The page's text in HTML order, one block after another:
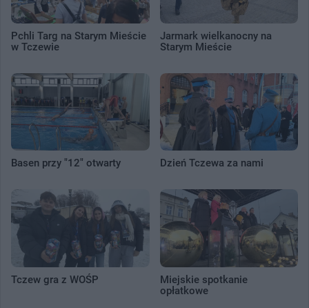
Pchli Targ na Starym Mieście
w Tczewie
Jarmark wielkanocny na
Starym Mieście
Basen przy "12" otwarty Dzień Tczewa za nami
Tczew gra z WOŚP
Miejskie spotkanie
opłatkowe